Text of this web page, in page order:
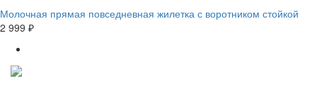
Молочная прямая повседневная жилетка с воротником стойкой
2 999 ₽